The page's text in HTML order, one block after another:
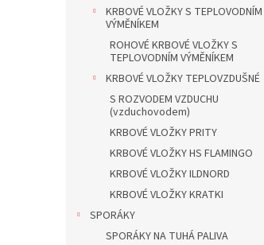
KRBOVÉ VLOŽKY S TEPLOVODNÍM
VÝMĚNÍKEM
ROHOVÉ KRBOVÉ VLOŽKY S
TEPLOVODNÍM VÝMĚNÍKEM
KRBOVÉ VLOŽKY TEPLOVZDUŠNÉ
S ROZVODEM VZDUCHU
(vzduchovodem)
KRBOVÉ VLOŽKY PRITY
KRBOVÉ VLOŽKY HS FLAMINGO
KRBOVÉ VLOŽKY ILDNORD
KRBOVÉ VLOŽKY KRATKI
SPORÁKY
SPORÁKY NA TUHÁ PALIVA